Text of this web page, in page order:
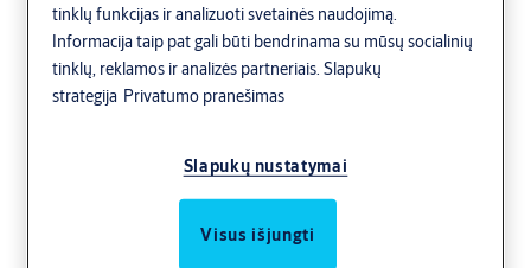
Fiksavimo liežuvėlis, valdomas fiksuojamojo kaiščio elektrinio
skląsčio viduryje, lieka atrakintas, kol atviros durys, net jei
sujungiamas kontaktas.
tinklų funkcijas ir analizuoti svetainės naudojimą.
Informacija taip pat gali būti bendrinama su mūsų socialinių
tinklų, reklamos ir analizės partneriais.Slapukų
strategija Privatumo pranešimas
Slapukų nustatymai
Visus išjungti